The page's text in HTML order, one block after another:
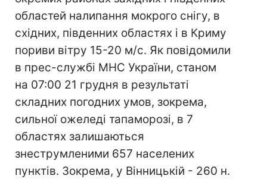
областей налипання мокрого снігу, в
східних, південних областях і в Криму
пориви вітру 15-20 м/с. Як повідомили
в прес-службі МНС України, станом
на 07:00 21 грудня в результаті
складних погодних умов, зокрема,
сильної ожеледі тапаморозі, в 7
областях залишаються
знеструмленими 657 населених
пунктів. Зокрема, у Вінницькій - 260 н.